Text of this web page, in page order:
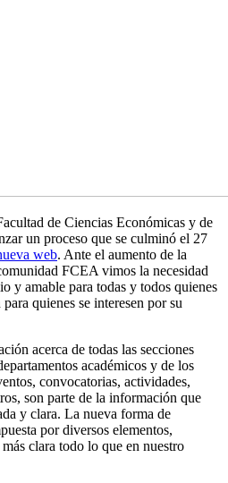
de Ciencias Económicas y de
un proceso que se culminó el 27
web. Ante el aumento de la
FCEA vimos la necesidad
y amable para todas y todos quienes
quienes se interesen por su
acerca de todas las secciones
académicos y de los
convocatorias, actividades,
son parte de la información que
y clara. La nueva forma de
por diversos elementos,
clara todo lo que en nuestro